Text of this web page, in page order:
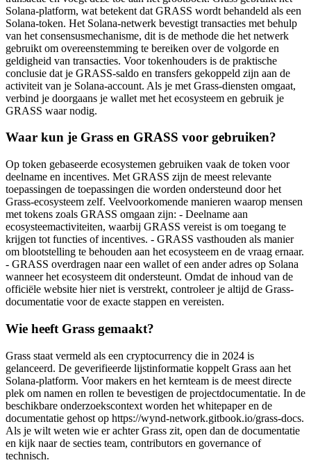
Solana-platform, wat betekent dat GRASS wordt behandeld als een
Solana-token. Het Solana-netwerk bevestigt transacties met behulp
van het consensusmechanisme, dit is de methode die het netwerk
gebruikt om overeenstemming te bereiken over de volgorde en
geldigheid van transacties. Voor tokenhouders is de praktische
conclusie dat je GRASS-saldo en transfers gekoppeld zijn aan de
activiteit van je Solana-account. Als je met Grass-diensten omgaat,
verbind je doorgaans je wallet met het ecosysteem en gebruik je
GRASS waar nodig.
Waar kun je Grass en GRASS voor gebruiken?
Op token gebaseerde ecosystemen gebruiken vaak de token voor
deelname en incentives. Met GRASS zijn de meest relevante
toepassingen de toepassingen die worden ondersteund door het
Grass-ecosysteem zelf. Veelvoorkomende manieren waarop mensen
met tokens zoals GRASS omgaan zijn: - Deelname aan
ecosysteemactiviteiten, waarbij GRASS vereist is om toegang te
krijgen tot functies of incentives. - GRASS vasthouden als manier
om blootstelling te behouden aan het ecosysteem en de vraag ernaar.
- GRASS overdragen naar een wallet of een ander adres op Solana
wanneer het ecosysteem dit ondersteunt. Omdat de inhoud van de
officiële website hier niet is verstrekt, controleer je altijd de Grass-
documentatie voor de exacte stappen en vereisten.
Wie heeft Grass gemaakt?
Grass staat vermeld als een cryptocurrency die in 2024 is
gelanceerd. De geverifieerde lijstinformatie koppelt Grass aan het
Solana-platform. Voor makers en het kernteam is de meest directe
plek om namen en rollen te bevestigen de projectdocumentatie. In de
beschikbare onderzoekscontext worden het whitepaper en de
documentatie gehost op https://wynd-network.gitbook.io/grass-docs.
Als je wilt weten wie er achter Grass zit, open dan de documentatie
en kijk naar de secties team, contributors en governance of
technisch.